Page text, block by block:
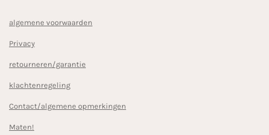
algemene voorwaarden
Privacy
retourneren/garantie
klachtenregeling
Contact/algemene opmerkingen
Maten!